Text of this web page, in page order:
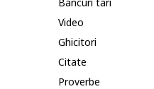
Video
Ghicitori
Citate
Proverbe